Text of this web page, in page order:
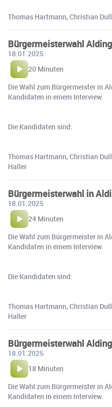
Thomas Hartmann, Christian
Bürgermeisterwahl
18.01.2025
20 Minuten
Die Wahl zum Bürgermeister in
Kandidaten in einem Interview.
Die Kandidaten sind:
Thomas Hartmann, Christian
Haller
Bürgermeisterwahl in
18.01.2025
24 Minuten
Die Wahl zum Bürgermeister in
Kandidaten in einem Interview.
Die Kandidaten sind:
Thomas Hartmann, Christian
Haller
Bürgermeisterwahl
18.01.2025
18 Minuten
Die Wahl zum Bürgermeister in
Kandidaten in einem Interview.